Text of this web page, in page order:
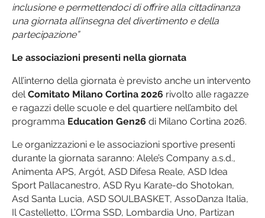
inclusione e permettendoci di offrire alla cittadinanza
una giornata all’insegna del divertimento e della
partecipazione”
Le associazioni presenti nella giornata
All’interno della giornata è previsto anche un intervento
delComitato Milano Cortina 2026 rivolto alle ragazze
e ragazzi delle scuole e del quartiere nell’ambito del
programma Education Gen26 di Milano Cortina 2026.
Le organizzazioni e le associazioni sportive presenti
durante la giornata saranno: Alele’s Company a.s.d.,
Animenta APS, Argót, ASD Difesa Reale, ASD Idea
Sport Pallacanestro, ASD Ryu Karate-do Shotokan,
Asd Santa Lucia, ASD SOULBASKET, AssoDanza Italia,
Il Castelletto, L’Orma SSD, Lombardia Uno, Partizan